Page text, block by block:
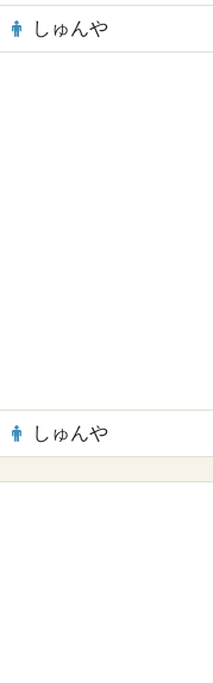
しゅんや
しゅんや